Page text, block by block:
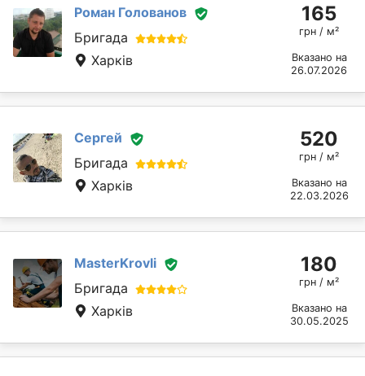
Роман Голованов
Бригада
Харків
165
грн / м²
Вказано на
26.07.2026
Сергей
Бригада
Харків
520
грн / м²
Вказано на
22.03.2026
MasterKrovli
Бригада
Харків
180
грн / м²
Вказано на
30.05.2025